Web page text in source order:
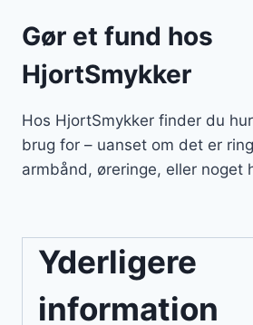
Gør et fund hos
HjortSmykker
Hos HjortSmykker finder du
brug for – uanset om det er
armbånd, øreringe, eller noget
Yderligere
information